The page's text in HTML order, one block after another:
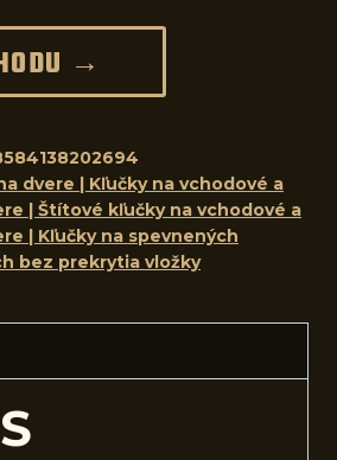
→
dvere | Kľučky na vchodové a
| Štítové kľučky na vchodové a
| Kľučky na spevnených
bez prekrytia vložky